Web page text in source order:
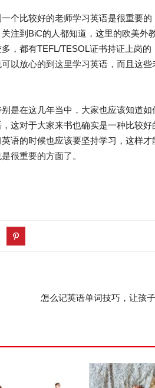
比较好的老师学习英语是很重要的
注到BiC的人都知道，这里的欧美外
，都有TEFL/TESOL证书持证上岗的
以放心的到这里学习英语，而且这些
在这几年当中，大家也应该知道如
这对于大家来书也确实是一种比较好
语的时候也应该要坚持学习，这样
很重要的方面了。
怎么记英语单词技巧，让孩